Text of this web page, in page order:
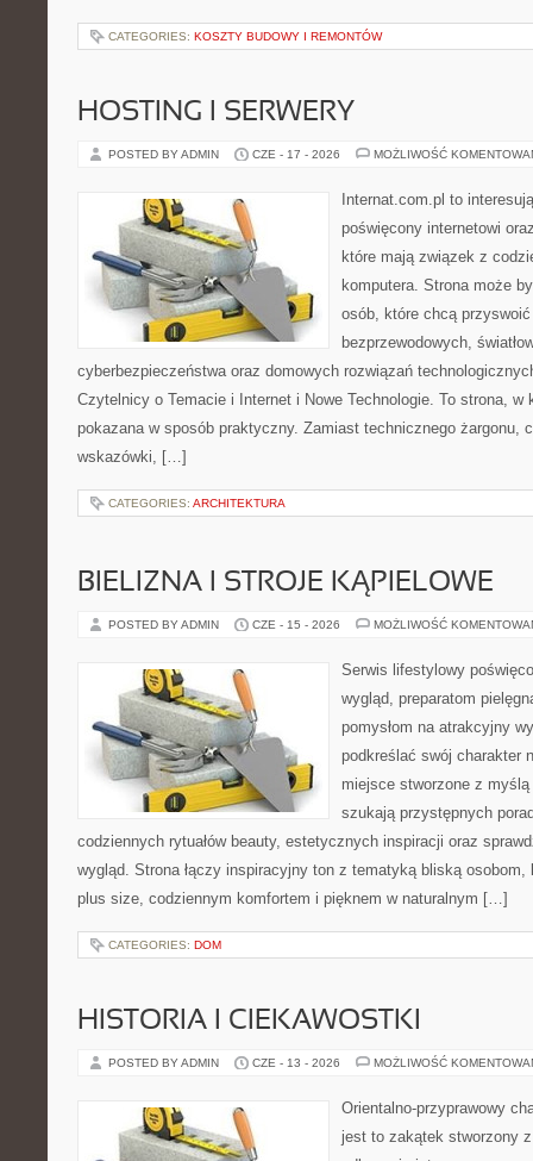
CATEGORIES: KOSZTY BUDOWY I REMONTÓW
HOSTING I SERWERY
POSTED BY ADMIN CZE - 17 - 2026 MOŻLIWOŚĆ
Internat.com.pl to
poświęcony internetowi
które mają związek z
komputera. Strona może
osób, które chcą
bezprzewodowych,
cyberbezpieczeństwa oraz domowych rozwiązań
Czytelnicy o Temacie i Internet i Nowe Technologie. To strona, w
pokazana w sposób praktyczny. Zamiast technicznego żargonu,
wskazówki, […]
CATEGORIES: ARCHITEKTURA
BIELIZNA I STROJE KĄPIELOWE
POSTED BY ADMIN CZE - 15 - 2026 MOŻLIWOŚĆ
Serwis lifestylowy
wygląd, preparatom
pomysłom na atrakcyjny
podkreślać swój charakter
miejsce stworzone z
szukają przystępnych
codziennych rytuałów beauty, estetycznych inspiracji oraz
wygląd. Strona łączy inspiracyjny ton z tematyką bliską osobom,
plus size, codziennym komfortem i pięknem w naturalnym […]
CATEGORIES: DOM
HISTORIA I CIEKAWOSTKI
POSTED BY ADMIN CZE - 13 - 2026 MOŻLIWOŚĆ
Orientalno-przyprawowy
jest to zakątek stworzony